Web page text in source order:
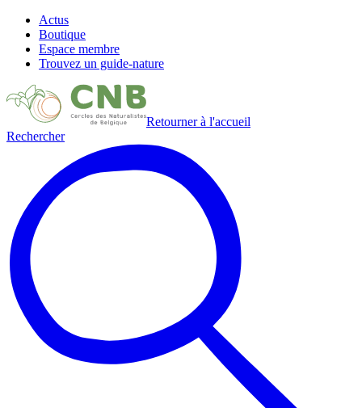
Actus
Boutique
Espace membre
Trouvez un guide-nature
Retourner à l'accueil
Rechercher